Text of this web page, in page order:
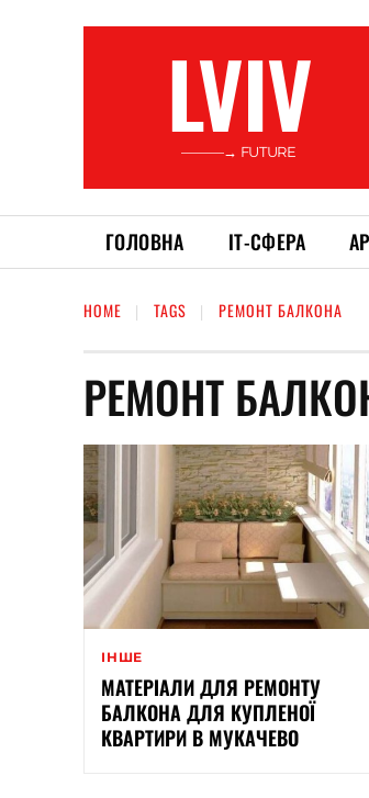
LVIV
———→ FUTURE
ГОЛОВНА ІТ-СФЕРА
HOME TAGS РЕМОНТ БАЛКОНА
РЕМОНТ
ІНШЕ
МАТЕРІАЛИ ДЛЯ РЕМОНТУ
БАЛКОНА ДЛЯ КУПЛЕНОЇ
КВАРТИРИ В МУКАЧЕВО